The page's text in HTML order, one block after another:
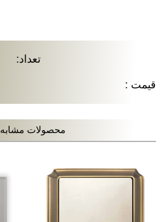
تعداد:
قیمت :
محصولات مشابه